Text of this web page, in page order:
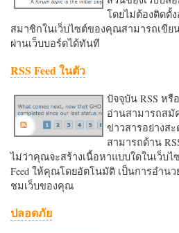
โดยไม่ต้องติดตั้ง
สมาชิกในเว็บไซต์ของคุณสามารถเขี
ผ่านเว็บบอร์ดได้ทันที
RSS Feed ในตัว
ปัจจุบัน RSS หรื
อ่านสามารถสมั
ข่าวสารอย่างส
สามารถด้าน
ไม่ว่าคุณจะสร้างเนื้อหาแบบใดในเว็บไ
Feed ให้คุณโดยอัตโนมัติ เป็นการอำน
ชมเว็บของคุณ
ปลอดภัย